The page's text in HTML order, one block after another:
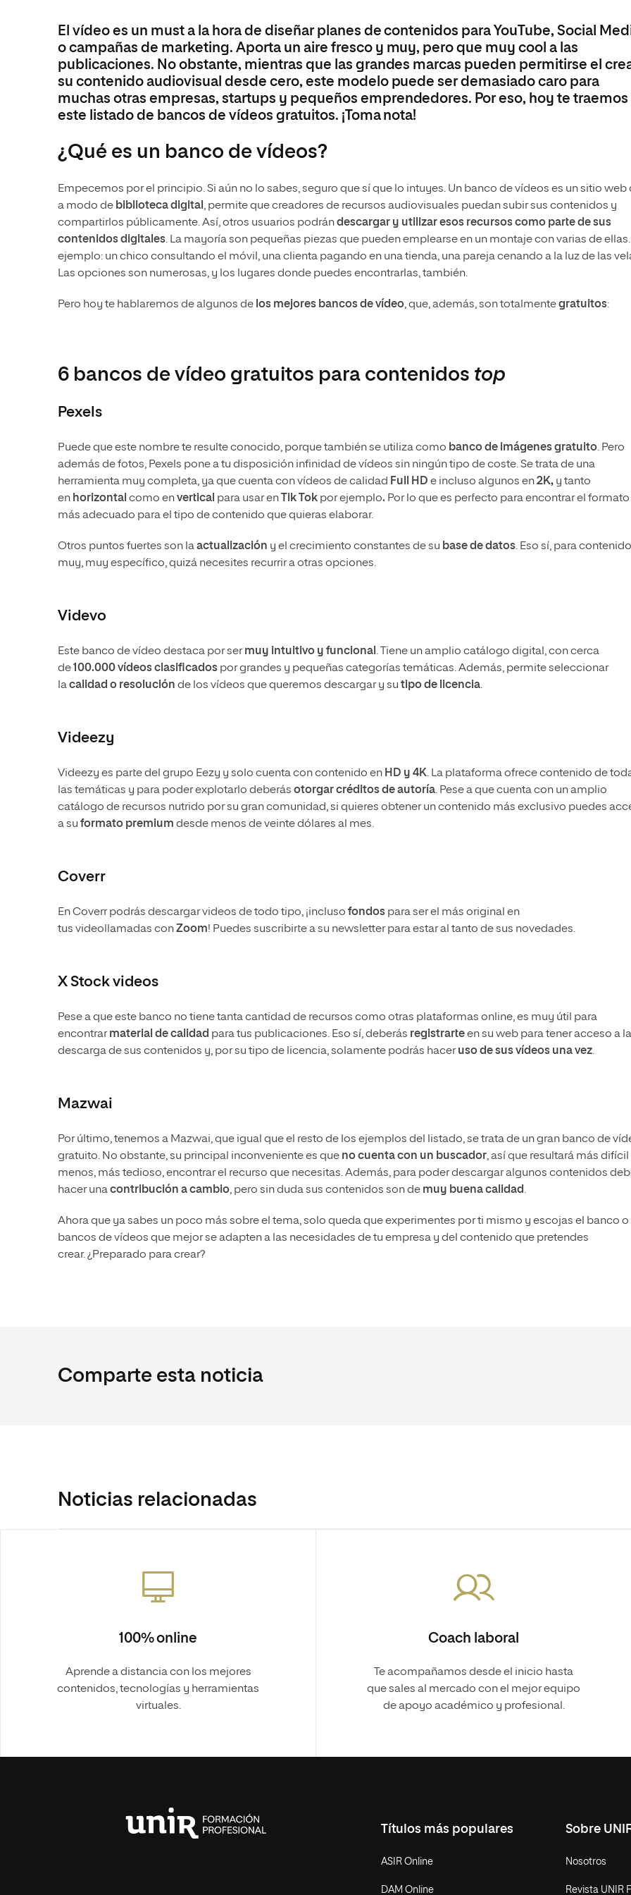
con especialidad en Python
El vídeo es un must a la hora de diseñar planes de contenidos para YouTube, Social
o campañas de marketing. Aporta un aire fresco y muy, pero que muy cool a las
publicaciones. No obstante, mientras que las grandes marcas pueden permitirse el
su contenido audiovisual desde cero, este modelo puede ser demasiado caro para
muchas otras empresas, startups y pequeños emprendedores. Por eso, hoy te traemos
este listado de bancos de vídeos gratuitos. ¡Toma nota!
¿Qué es un banco de vídeos?
Empecemos por el principio. Si aún no lo sabes, seguro que sí que lo intuyes. Un banco de vídeos es un sitio web
a modo de biblioteca digital , permite que creadores de recursos audiovisuales puedan subir sus contenidos y
compartirlos públicamente. Así, otros usuarios podrándescargar y utilizar esos recursos como parte de sus
contenidos digitales. La mayoría son pequeñas piezas que pueden emplearse en un montaje con varias de ellas.
ejemplo: un chico consultando el móvil, una clienta pagando en una tienda, una pareja cenando a la luz de las
Las opciones son numerosas, y los lugares donde puedes encontrarlas, también.
Pero hoy te hablaremos de algunos de los mejores bancos de vídeo, que, además, son totalmentegratuitos:
6 bancos de vídeo gratuitos para contenidos top
Pexels
Puede que este nombre te resulte conocido, porque también se utiliza como banco de imágenes gratuito. Pero
además de fotos, Pexels pone a tu disposición infinidad de vídeos sin ningún tipo de coste. Se trata de una
herramienta muy completa, ya que cuenta con vídeos de calidad Full HD e incluso algunos en2K, y tanto
en horizontal como envertical para usar en Tik Tok por ejemplo. Por lo que es perfecto para encontrar el formato
más adecuado para el tipo de contenido que quieras elaborar.
Otros puntos fuertes son laactualización y el crecimiento constantes de su base de datos. Eso sí, para contenido
muy, muy específico, quizá necesites recurrir a otras opciones.
Videvo
Este banco de vídeo destaca por sermuy intuitivo y funcional . Tiene un amplio catálogo digital, con cerca
de100.000 vídeos clasificados por grandes y pequeñas categorías temáticas. Además, permite seleccionar
lacalidad o resolución de los vídeos que queremos descargar y su tipo de licencia.
Videezy
Videezy es parte del grupo Eezy y solo cuenta con contenido en HD y 4K. La plataforma ofrece contenido de
las temáticas y para poder explotarlo deberás otorgar créditos de autoría. Pese a que cuenta con un amplio
catálogo de recursos nutrido por su gran comunidad, si quieres obtener un contenido más exclusivo puedes
a su formato premium desde menos de veinte dólares al mes.
Coverr
En Coverr podrás descargar videos de todo tipo, ¡incluso fondos para ser el más original en
tus videollamadas conZoom! Puedes suscribirte a su newsletter para estar al tanto de sus novedades.
X Stock videos
Pese a que este banco no tiene tanta cantidad de recursos como otras plataformas online, es muy útil para
encontrarmaterial de calidad para tus publicaciones. Eso sí, deberás registrarteen su web para tener acceso a la
descarga de sus contenidos y, por su tipo de licencia, solamente podrás haceruso de sus vídeos una vez.
Mazwai
Por último, tenemos a Mazwai, que igual que el resto de los ejemplos del listado, se trata de un gran banco de
gratuito. No obstante, su principal inconveniente es que no cuenta con un buscador, así que resultará más difícil
menos, más tedioso, encontrar el recurso que necesitas. Además, para poder descargar algunos contenidos
hacer unacontribución a cambio, pero sin duda sus contenidos son de muy buena calidad.
Ahora que ya sabes un poco más sobre el tema, solo queda que experimentes por ti mismo y escojas el banco o
bancos de vídeos que mejor se adapten a las necesidades de tu empresa y del contenido que pretendes
crear. ¿Preparado para crear?
Comparte esta noticia
Noticias relacionadas
100% online
Aprende a distancia con los mejores
contenidos, tecnologías y herramientas
virtuales.
Coach laboral
Te acompañamos desde el inicio hasta
que sales al mercado con el mejor equipo
de apoyo académico y profesional.
Títulos más populares
ASIR Online
DAM Online
Sobre
Nosotros
Revista UNIR